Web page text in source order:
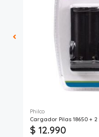
Philco
Cargador Pilas 18650 +
$ 12.990